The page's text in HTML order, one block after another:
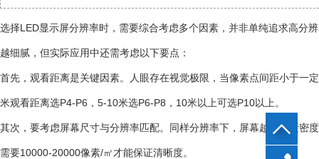
选择LED显示屏分辨率时，需要综合考虑多个因素，并非单纯追求高分
越细腻，但实际应用中还需考虑以下要点：
首先，观看距离是关键因素。人眼存在视觉极限，当像素点间距小于一
米观看距离选P4-P6，5-10米选P6-P8，10米以上可选P10以上。
其次，要考虑屏幕尺寸与分辨率匹配。同样分辨率下，屏幕越大像素密
需要10000-20000像素/㎡才能保证清晰度。